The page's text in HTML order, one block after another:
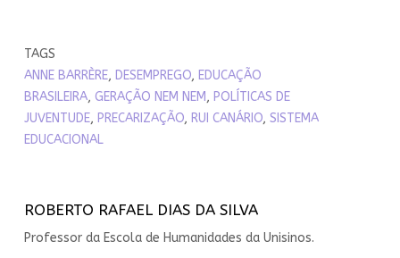
TAGS
ANNE BARRÈRE, DESEMPREGO, EDUCAÇÃO
BRASILEIRA, GERAÇÃO NEM NEM, POLÍTICAS DE
JUVENTUDE, PRECARIZAÇÃO, RUI CANÁRIO, SISTEMA
EDUCACIONAL
ROBERTO RAFAEL DIAS DA SILVA
Professor da Escola de Humanidades da Unisinos.